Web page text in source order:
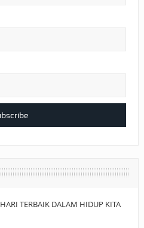
HARI TERBAIK DALAM HIDUP KITA